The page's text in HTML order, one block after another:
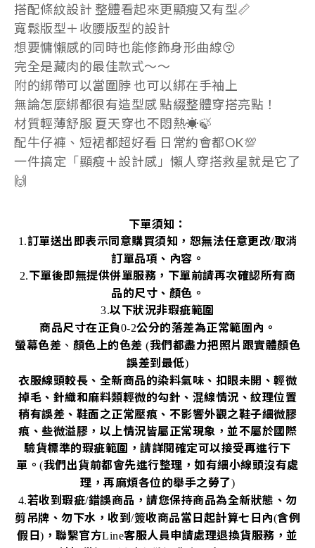
搭配條紋設計 整體看起來更顯瘦又有型📏
寬鬆版型＋收腰版型的設計
想要慵懶感的同時也能修飾身形曲線😚
完全是藏肉的最佳款式～～
附的綁帶可以當圍脖 也可以綁在手袖上
無論怎麼綁都很有造型感 點綴整體穿搭亮點！
材質輕薄舒服 夏天穿也不悶熱☀️🍃
配牛仔褲、短裙都超好看 日常約會都OK💯
一件搞定「顯瘦＋設計感」懶人穿搭救星就是它了
🙌
下單須知：
1.訂單送出即表示同意購買須知，恕無法任意更改/取消
訂單品項、內容。
2.下單後即無提供併單服務，下單前請再次確認所有商
品的尺寸、顏色。
3.以下狀況非瑕疵範圍
商品尺寸在正負0-2公分的落差為正常範圍內。
螢幕色差 、 顏色上的色差 (我們都盡力把照片跟實體顏色
誤差到最低)
衣服線頭較長、全新商品的染料氣味、扣眼未開、輕微
掉毛、針織和麻料類輕微的勾針、混線情況、紋理位置
稍有誤差、鞋面之正常壓痕、不影響外觀之鞋子細微膠
痕、些微溢膠，以上情況皆屬正常現象，並不屬於國際
驗貨標準的瑕疵範圍，請詳閱確定可以接受再進行下
單。(我們出貨前都會先進行整理，如有細小線頭沒有處
理，再麻煩各位的舉手之勞了)
4.若收到瑕疵/錯誤商品，請您保持商品為全新狀態、勿
剪吊牌、勿下水，收到 /簽收商品當日起計算七日內(含例
假日) ，聯繫官方Line客服人員申請處理退換貨服務，並